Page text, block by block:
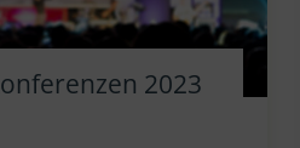
2023